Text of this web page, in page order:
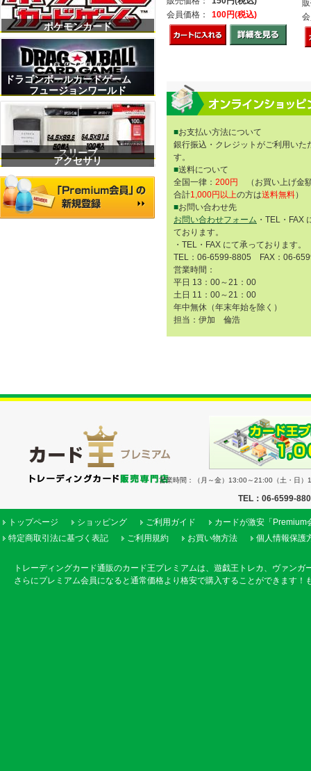
会員価格：
100円(税込)
■お支払い方法について
銀行振込・クレジットがご利用いた
す。
■送料について
全国一律： 200円
（お買い上げ金
合計1,000円以上の方は送料無料）
■お問い合わせ先
お問い合わせフォーム ・TEL・FAX
ております。
・TEL・FAX にて承っております。
TEL：06-6599-8805 FAX：06-
営業時間：
平日 13：00～21：00
土日 11：00～21：00
年中無休（年末年始を除く）
担当：伊加 倫浩
ポケモンカード
ドラゴンボールカードゲーム
フュージョンワールド
スリーブ
アクセサリ
営業時間：（月～金）13:00～21:00（土・日
TEL：06-6599-
トップページ ショッピング ご利用ガイド
カードが激安「Premium
特定商取引法に基づく表記
ご利用規約 お買い物方法 個人情報保護
トレーディングカード通販のカード王プレミアムは、遊戯王トレカ、ヴァン
さらにプレミアム会員になると通常価格より格安で購入することができます